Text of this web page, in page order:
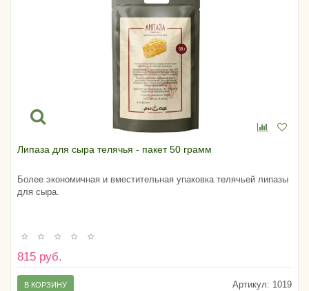
Липаза для сыра телячья - пакет 50 грамм
Более экономичная и вместительная упаковка телячьей липазы
для сыра.
815 руб.
Артикул: 1019
В КОРЗИНУ